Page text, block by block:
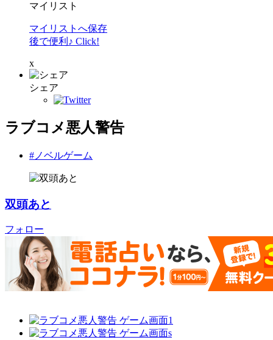
マイリスト
マイリストへ保存
後で便利♪ Click!
x
シェア
ラブコメ悪人警告
#ノベルゲーム
双頭あと
フォロー